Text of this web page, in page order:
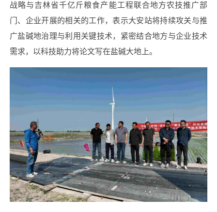
战略与吉林省千亿斤粮食产能工程联合地方农技推广部
门、企业开展的相关的工作，表示大安站将持续攻关与推
广盐碱地治理与利用关键技术，紧密结合地方与企业技术
需求，以科技助力将论文写在盐碱大地上。